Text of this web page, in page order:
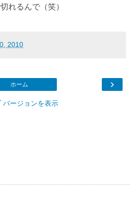
れるんで（笑）
2010
›
ホーム
バージョンを表示